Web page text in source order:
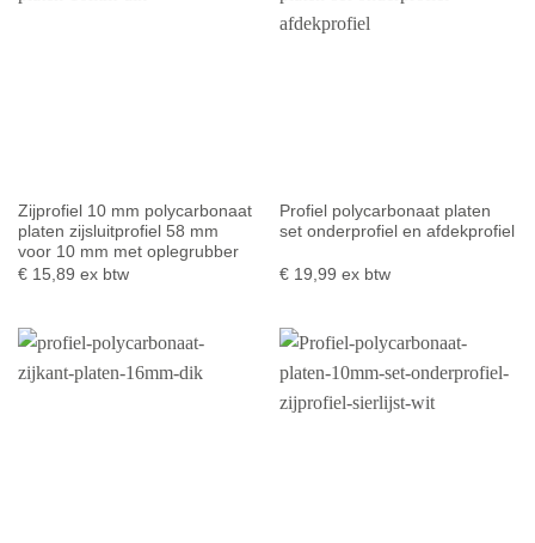
Zijprofiel 10 mm polycarbonaat
platen zijsluitprofiel 58 mm
voor 10 mm met oplegrubber
€15,89 ex btw
Profiel polycarbonaat platen
set onderprofiel en afdekprofiel
€19,99 ex btw